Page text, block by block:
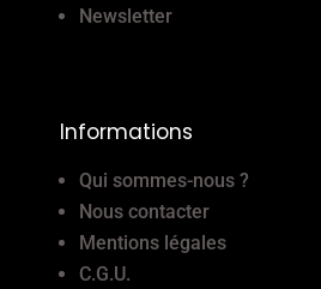
Newsletter
Informations
Qui sommes-nous ?
Nous contacter
Mentions légales
C.G.U.